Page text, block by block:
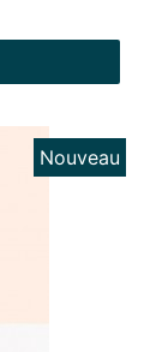
Nouveau